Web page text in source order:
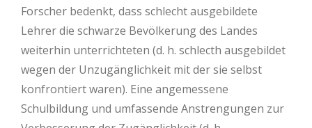
Forscher bedenkt, dass schlecht ausgebildete
Lehrer die schwarze Bevölkerung des Landes
weiterhin unterrichteten (d. h. schlecth ausgebildet
wegen der Unzugänglichkeit mit der sie selbst
konfrontiert waren). Eine angemessene
Schulbildung und umfassende Anstrengungen zur